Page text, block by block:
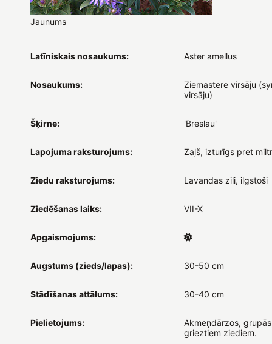
Jaunums
Latīniskais nosaukums: Aster amellus
Nosaukums:
Ziemastere virsāju
virsāju)
Šķirne: 'Breslau'
Lapojuma raksturojums: Zaļš, izturīgs pret
Ziedu raksturojums: Lavandas zili, ilgstoši
Ziedēšanas laiks: VII-X
Apgaismojums:
Augstums (zieds/lapas): 30-50 cm
Stādīšanas attālums: 30-40 cm
Pielietojums:
Akmeņdārzos,
grieztiem ziediem.